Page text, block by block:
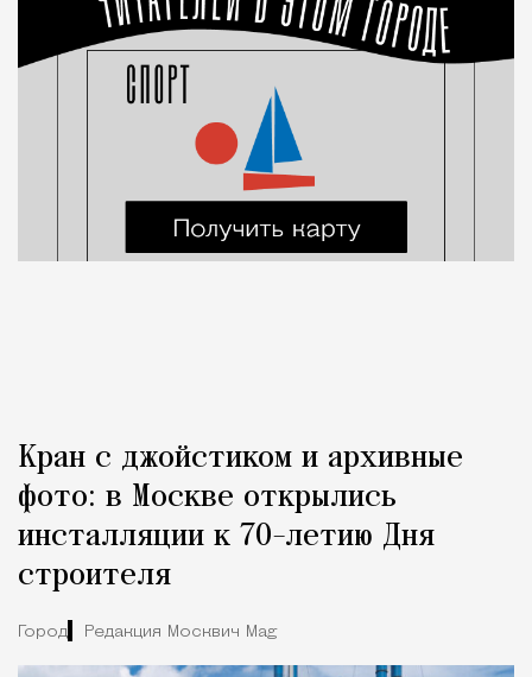
Кран с джойстиком и архивные
фото: в Москве открылись
инсталляции к 70-летию Дня
строителя
Город Редакция Москвич Mag